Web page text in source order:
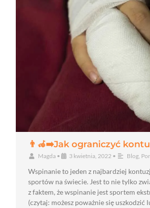
👨‍🦽‍➡️Jak ograniczyć
Magda • 3 kwietnia, 2022 • Blog,
Wspinanie to jeden z najbardziej
sportów na świecie. Jest to nie tylko
z faktem, że wspinanie jest sportem
(czytaj: możesz poważnie się uszkodzić